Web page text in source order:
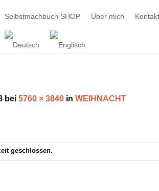
Selbstmachbuch SHOP Über mich Kontakt
bei 5760 × 3840 in WEIHNACHT
geschlossen.